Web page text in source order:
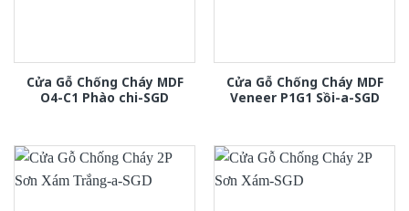
Cửa Gỗ Chống Cháy MDF
O4-C1 Phào chi-SGD
Cửa Gỗ Chống Cháy MDF
Veneer P1G1 Sồi-a-SGD